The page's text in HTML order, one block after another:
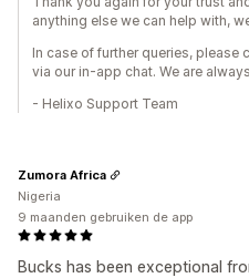
anything else we can help with,
In case of further queries,
via our in-app chat. We are
- Helixo Support Team
Bucks has been exceptional
Zumora Africa
Nigeria
9 maanden gebruiken de app